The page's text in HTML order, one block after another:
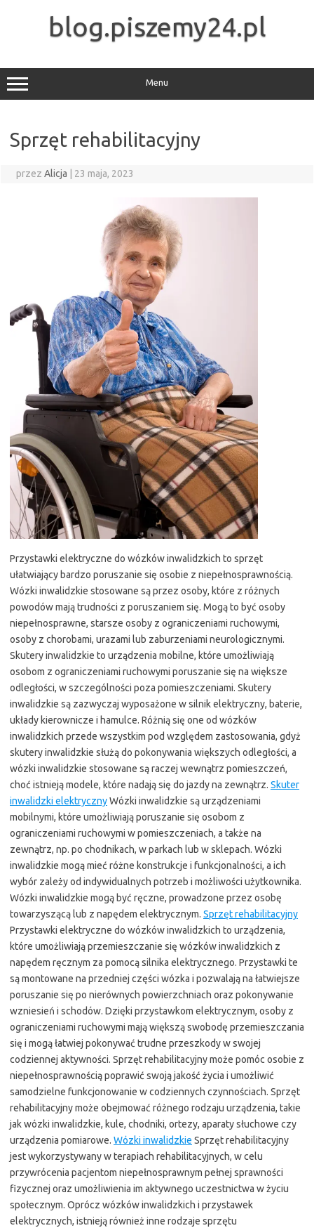
blog.piszemy24.pl
Menu
Sprzęt rehabilitacyjny
przez Alicja 23 maja, 2023
Przystawki elektryczne do wózków inwalidzkich to sprzęt
ułatwiający bardzo poruszanie się osobie z niepełnosprawnością.
Wózki inwalidzkie stosowane są przez osoby, które z różnych
powodów mają trudności z poruszaniem się. Mogą to być osoby
niepełnosprawne, starsze osoby z ograniczeniami ruchowymi,
osoby z chorobami, urazami lub zaburzeniami neurologicznymi.
Skutery inwalidzkie to urządzenia mobilne, które umożliwiają
osobom z ograniczeniami ruchowymi poruszanie się na większe
odległości, w szczególności poza pomieszczeniami. Skutery
inwalidzkie są zazwyczaj wyposażone w silnik elektryczny, baterie,
układy kierownicze i hamulce. Różnią się one od wózków
inwalidzkich przede wszystkim pod względem zastosowania, gdyż
skutery inwalidzkie służą do pokonywania większych odległości, a
wózki inwalidzkie stosowane są raczej wewnątrz pomieszczeń,
choć istnieją modele, które nadają się do jazdy na zewnątrz. Skuter
inwalidzki elektrycznyWózki inwalidzkie są urządzeniami
mobilnymi, które umożliwiają poruszanie się osobom z
ograniczeniami ruchowymi w pomieszczeniach, a także na
zewnątrz, np. po chodnikach, w parkach lub w sklepach. Wózki
inwalidzkie mogą mieć różne konstrukcje i funkcjonalności, a ich
wybór zależy od indywidualnych potrzeb i możliwości użytkownika.
Wózki inwalidzkie mogą być ręczne, prowadzone przez osobę
towarzyszącą lub z napędem elektrycznym. Sprzęt rehabilitacyjny
Przystawki elektryczne do wózków inwalidzkich to urządzenia,
które umożliwiają przemieszczanie się wózków inwalidzkich z
napędem ręcznym za pomocą silnika elektrycznego. Przystawki te
są montowane na przedniej części wózka i pozwalają na łatwiejsze
poruszanie się po nierównych powierzchniach oraz pokonywanie
wzniesień i schodów. Dzięki przystawkom elektrycznym, osoby z
ograniczeniami ruchowymi mają większą swobodę przemieszczania
się i mogą łatwiej pokonywać trudne przeszkody w swojej
codziennej aktywności. Sprzęt rehabilitacyjny może pomóc osobie z
niepełnosprawnością poprawić swoją jakość życia i umożliwić
samodzielne funkcjonowanie w codziennych czynnościach. Sprzęt
rehabilitacyjny może obejmować różnego rodzaju urządzenia, takie
jak wózki inwalidzkie, kule, chodniki, ortezy, aparaty słuchowe czy
urządzenia pomiarowe. Wózki inwalidzkie Sprzęt rehabilitacyjny
jest wykorzystywany w terapiach rehabilitacyjnych, w celu
przywrócenia pacjentom niepełnosprawnym pełnej sprawności
fizycznej oraz umożliwienia im aktywnego uczestnictwa w życiu
społecznym. Oprócz wózków inwalidzkich i przystawek
elektrycznych, istnieją również inne rodzaje sprzętu